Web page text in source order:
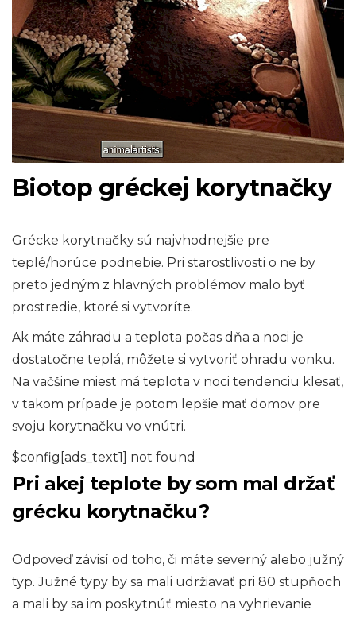
Biotop gréckej korytnačky
Grécke korytnačky sú najvhodnejšie pre
teplé/horúce podnebie. Pri starostlivosti o ne by
preto jedným z hlavných problémov malo byť
prostredie, ktoré si vytvoríte.
Ak máte záhradu a teplota počas dňa a noci je
dostatočne teplá, môžete si vytvoriť ohradu vonku.
Na väčšine miest má teplota v noci tendenciu klesať,
v takom prípade je potom lepšie mať domov pre
svoju korytnačku vo vnútri.
$config[ads_text1] not found
Pri akej teplote by som mal držať
grécku korytnačku?
Odpoveď závisí od toho, či máte severný alebo južný
typ. Južné typy by sa mali udržiavať pri 80 stupňoch
a mali by sa im poskytnúť miesto na vyhrievanie